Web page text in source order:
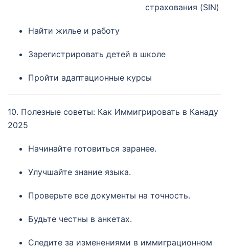
страхования (SIN)
Найти жилье и работу
Зарегистрировать детей в школе
Пройти адаптационные курсы
10. Полезные советы: Как Иммигрировать в Канаду
2025
Начинайте готовиться заранее.
Улучшайте знание языка.
Проверьте все документы на точность.
Будьте честны в анкетах.
Следите за изменениями в иммиграционном